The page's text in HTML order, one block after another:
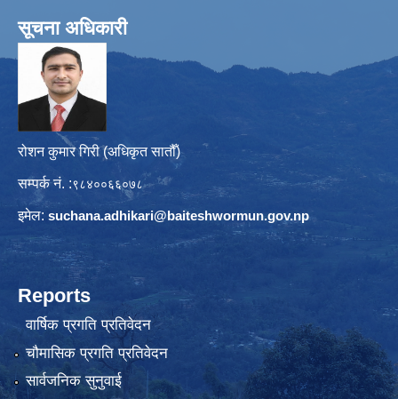
सूचना अधिकारी
रोशन कुमार गिरी (अधिकृत सातौँ)
सम्पर्क नं. :९८४००६६०७८
इमेल: suchana.adhikari@baiteshwormun.gov.np
Reports
वार्षिक प्रगति प्रतिवेदन
चौमासिक प्रगति प्रतिवेदन
सार्वजनिक सुनुवाई